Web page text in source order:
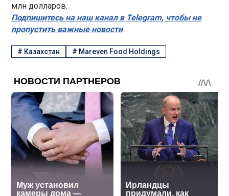
млн долларов.
Подпишитесь на наш канал в Telegram, чтобы не
пропустить важные новости
# Казахстан # Mareven Food Holdings